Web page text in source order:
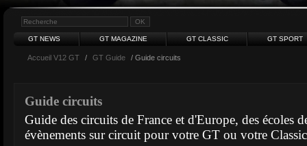
GT NEWS GT MAGAZINE GT CLASSIC GT SPORT
Accueil V12 GT / GT Guide / Guide circuits
Guide circuits
Guide des circuits de France et d'Europe, des écoles
évènements sur circuit pour votre GT ou votre Classic